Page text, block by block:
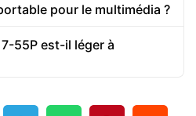
pour le multimédia ?
55P est-il léger à